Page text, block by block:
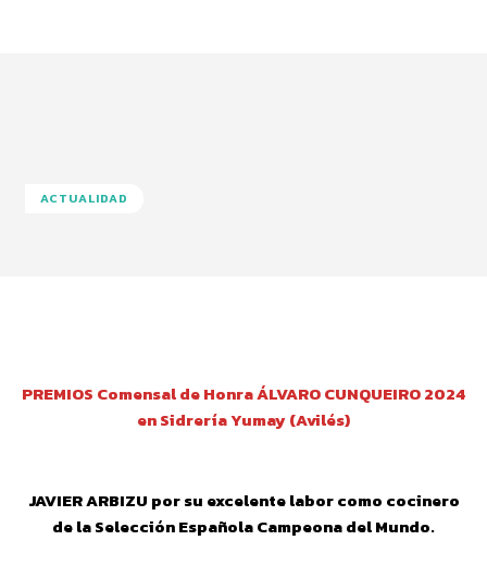
ACTUALIDAD
PREMIOS Comensal de Honra ÁLVARO CUNQUEIRO 2024
en Sidrería Yumay (Avilés)
JAVIER ARBIZU por su excelente labor como cocinero
de la Selección Española Campeona del Mundo.